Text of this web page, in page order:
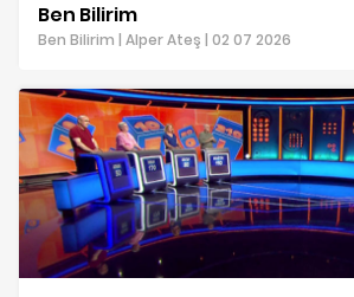
Ben Bilirim
Ben Bilirim | Alper Ateş | 02 07 2026